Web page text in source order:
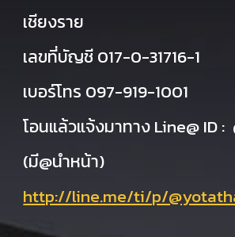
เชียงราย
เลขที่บัญชี 017-0-31716-1
เบอร์โทร 097-919-1001
โอนแล้วแจ้งมาทาง Line@ ID
(มี@นำหน้า)
http://line.me/ti/p/